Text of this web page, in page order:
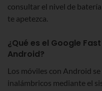
consultar el nivel de
te apetezca.
¿Qué es el Google
Android?
Los móviles con Android
inalámbricos mediante el